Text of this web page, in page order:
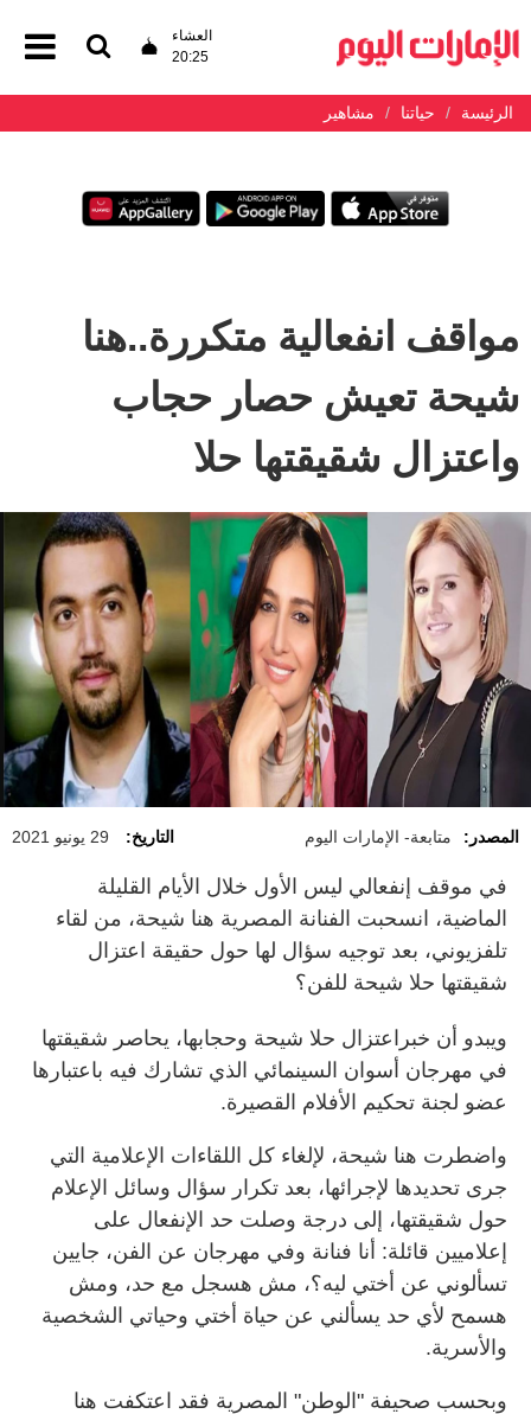
العشاء
20:25
الرئيسة حياتنا مشاهير
مواقف انفعالية متكررة..هنا
شيحة تعيش حصار حجاب
واعتزال شقيقتها حلا
المصدر: متابعة- الإمارات اليوم التاريخ: 29 يونيو 2021
في موقف إنفعالي ليس الأول خلال الأيام القليلة
الماضية، انسحبت الفنانة المصرية هنا شيحة، من لقاء
تلفزيوني، بعد توجيه سؤال لها حول حقيقة اعتزال
شقيقتها حلا شيحة للفن؟
ويبدو أن خبراعتزال حلا شيحة وحجابها، يحاصر شقيقتها
في مهرجان أسوان السينمائي الذي تشارك فيه باعتبارها
عضو لجنة تحكيم الأفلام القصيرة.
واضطرت هنا شيحة، لإلغاء كل اللقاءات الإعلامية التي
جرى تحديدها لإجرائها، بعد تكرار سؤال وسائل الإعلام
حول شقيقتها، إلى درجة وصلت حد الإنفعال على
إعلاميين قائلة: أنا فنانة وفي مهرجان عن الفن، جايين
تسألوني عن أختي ليه؟، مش هسجل مع حد، ومش
هسمح لأي حد يسألني عن حياة أختي وحياتي الشخصية
والأسرية.
وبحسب صحيفة "الوطن" المصرية فقد اعتكفت هنا